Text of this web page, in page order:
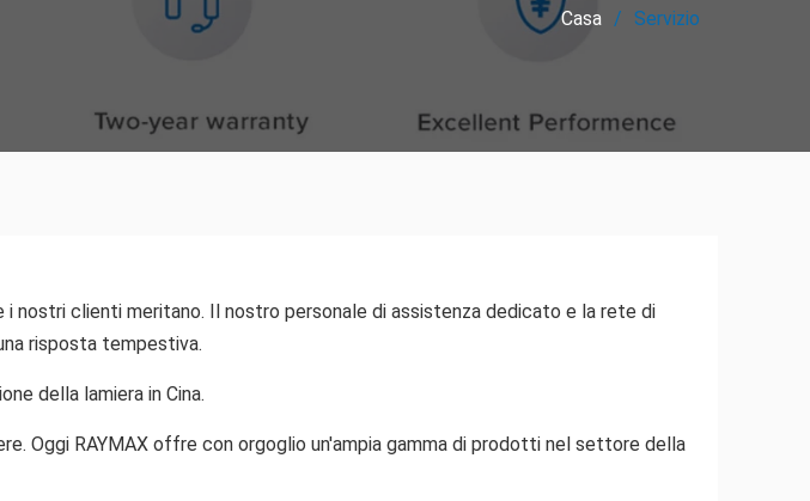
Casa Servizio
nostri clienti meritano. Il nostro personale di assistenza dedicato e la rete di
risposta tempestiva.
della lamiera in Cina.
Oggi RAYMAX offre con orgoglio un'ampia gamma di prodotti nel settore della